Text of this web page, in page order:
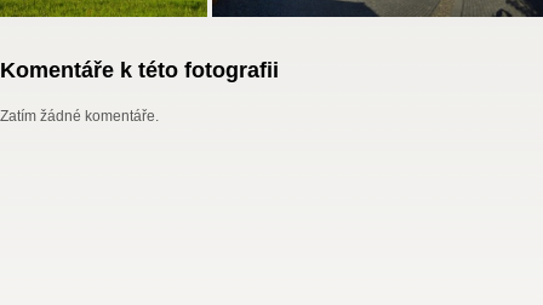
Komentáře k této fotografii
Zatím žádné komentáře.